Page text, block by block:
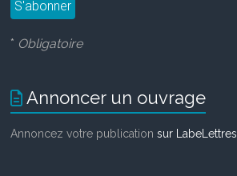
* Obligatoire
Annoncer un ouvrage
Annoncez votre publicationsur LabeLettres